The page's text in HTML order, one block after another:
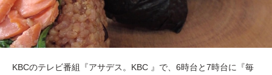
KBCのテレビ番組『アサデス。KBC 』で、6時台と7時台に『毎